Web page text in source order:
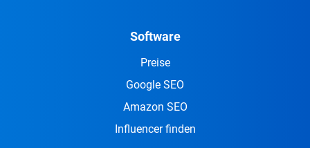
Software
Preise
Google SEO
Amazon SEO
Influencer finden